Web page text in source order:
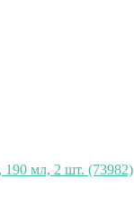
190 мл, 2 шт. (73982)